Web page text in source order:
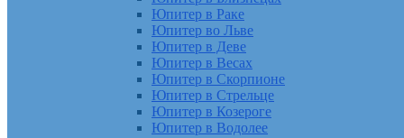
Юпитер в Раке
Юпитер во Льве
Юпитер в Деве
Юпитер в Весах
Юпитер в Скорпионе
Юпитер в Стрельце
Юпитер в Козероге
Юпитер в Водолее